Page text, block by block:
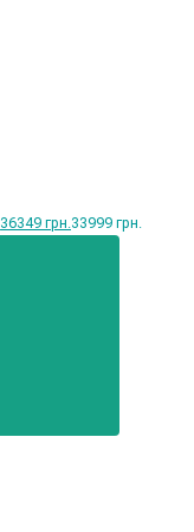
36349 грн. 33999 грн.